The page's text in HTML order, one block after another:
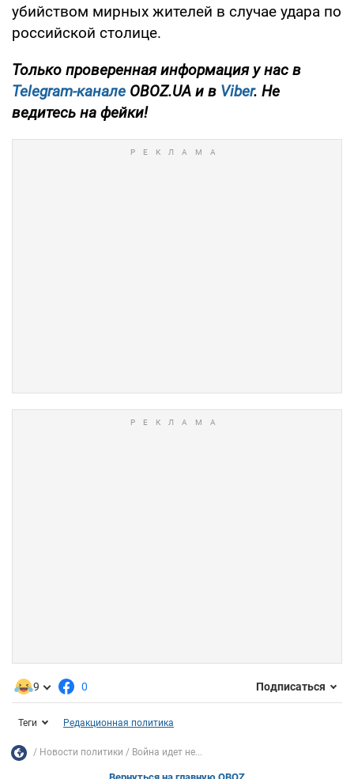
убийством мирных жителей в случае удара по
российской столице.
Только проверенная информация у нас в
Telegram-канале OBOZ.UA и в Viber. Не
ведитесь на фейки!
9 0 Подписаться
Теги Редакционная политика
Новости политики Война идет не...